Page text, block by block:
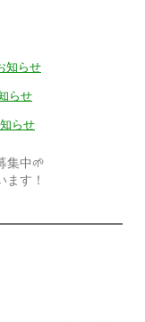
知らせ
らせ
らせ
集中🌱
す！